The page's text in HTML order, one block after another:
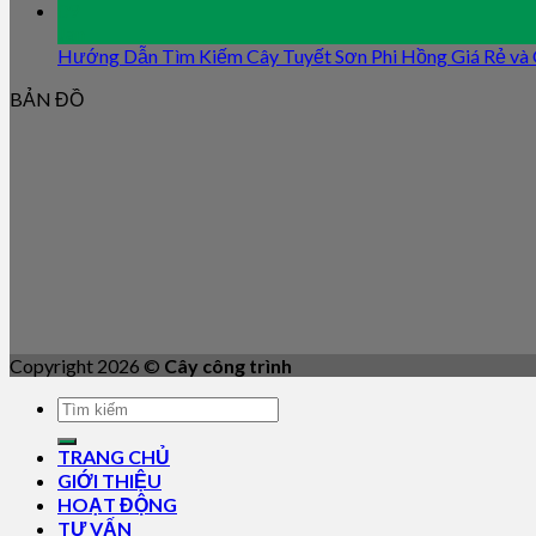
Hướng Dẫn Tìm Kiếm Cây Tuyết Sơn Phi Hồng Giá Rẻ
BẢN ĐỒ
Copyright 2026 © Cây công trình
TRANG CHỦ
GIỚI THIỆU
HOẠT ĐỘNG
TƯ VẤN